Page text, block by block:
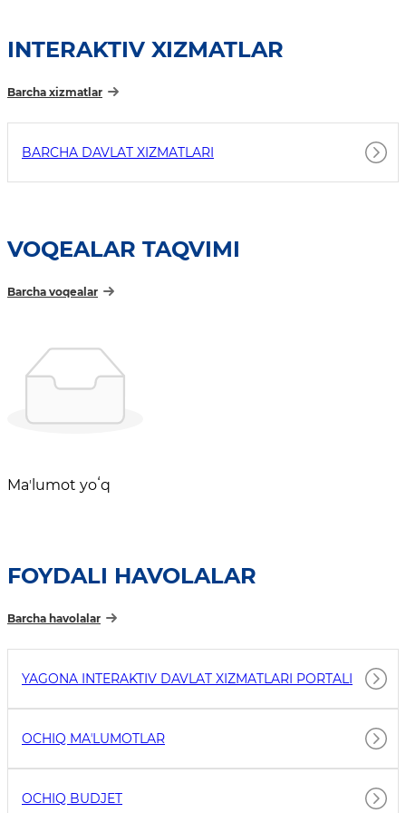
INTERAKTIV XIZMATLAR
Barcha xizmatlar
BARCHA DAVLAT XIZMATLARI
VOQEALAR TAQVIMI
Barcha voqealar
Maʼlumot yoʻq
FOYDALI HAVOLALAR
Barcha havolalar
YAGONA INTERAKTIV DAVLAT XIZMATLARI PORTALI
OCHIQ MAʼLUMOTLAR
OCHIQ BUDJET